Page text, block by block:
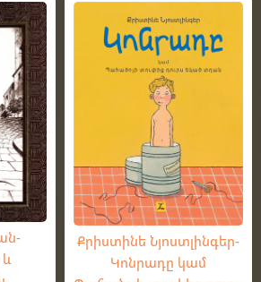
Քրիստինե Նյոստլինգեր-
Կոնրադը կամ